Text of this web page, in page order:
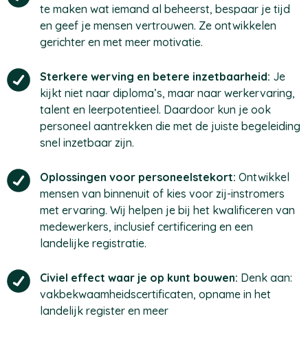
te maken wat iemand al beheerst, bespaar je tijd
en geef je mensen vertrouwen. Ze ontwikkelen
gerichter en met meer motivatie.
Sterkere werving en betere inzetbaarheid: Je
kijkt niet naar diploma’s, maar naar werkervaring,
talent en leerpotentieel. Daardoor kun je ook
personeel aantrekken die met de juiste begeleiding
snel inzetbaar zijn.
Oplossingen voor personeelstekort: Ontwikkel
mensen van binnenuit of kies voor zij-instromers
met ervaring. Wij helpen je bij het kwalificeren van
medewerkers, inclusief certificering en een
landelijke registratie.
Civiel effect waar je op kunt bouwen: Denk aan:
vakbekwaamheidscertificaten, opname in het
landelijk register en meer